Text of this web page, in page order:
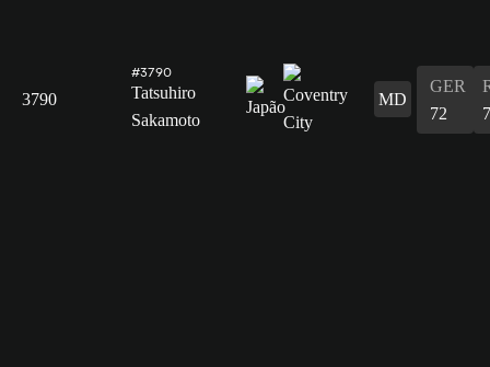
3790
#3790
Tatsuhiro
Sakamoto
MD
GER
72